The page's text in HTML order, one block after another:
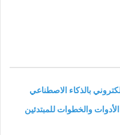
بالذكاء الاصطناعي
والخطوات للمبتدئين